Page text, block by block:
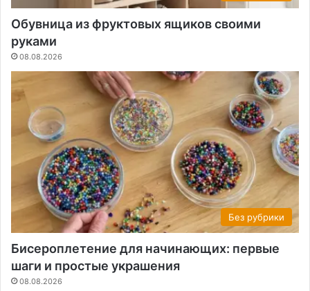
Обувница из фруктовых ящиков своими
руками
08.08.2026
Без рубрики
Бисероплетение для начинающих: первые
шаги и простые украшения
08.08.2026